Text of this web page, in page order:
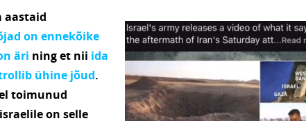
aastaid
on ennekõike
äri ning et nii ida
ühine jõud.
toimunud
on selle